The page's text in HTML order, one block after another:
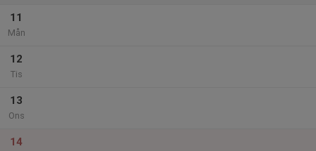
11
Mån
12
Tis
13
Ons
14